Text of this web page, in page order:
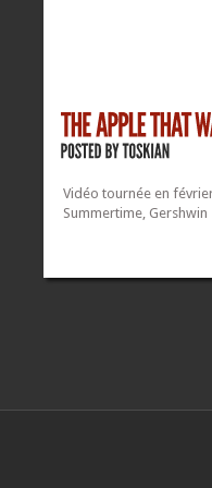
Vidéo tournée en
Summertime, Gershwin